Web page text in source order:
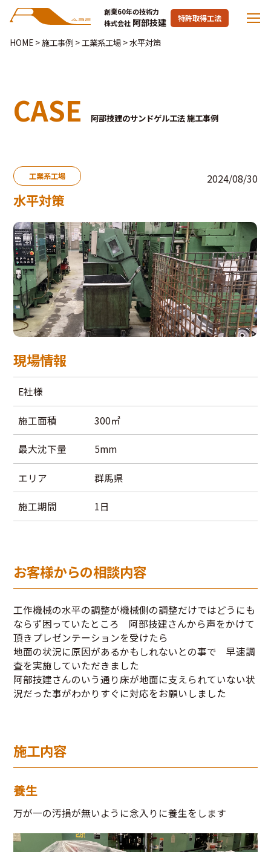
創業60年の技術力
株式会社 阿部技建 特許取得工法
HOME>施工事例>工業系工場>水平対策
CASE 阿部技建のサンドゲル工法 施工事例
工業系工場 2024/08/30
水平対策
現場情報
E社様
施工面積 300㎡
最大沈下量 5mm
エリア 群馬県
施工期間 1日
お客様からの相談内容
工作機械の水平の調整が機械側の調整だけではどうにも
ならず困っていたところ 阿部技建さんから声をかけて
頂きプレゼンテーションを受けたら
地面の状況に原因があるかもしれないとの事で 早速調
査を実施していただきました
阿部技建さんのいう通り床が地面に支えられていない状
況だった事がわかりすぐに対応をお願いしました
施工内容
養生
万が一の汚損が無いように念入りに養生をします